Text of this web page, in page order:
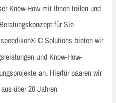
Know-How mit Ihnen teilen und
für Sie
C Solutions bieten wir
und Know-How-
an. Hierfür paaren wir
über 20 Jahren